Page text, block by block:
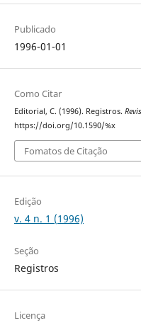
Publicado
1996-01-01
Como Citar
Editorial, C. (1996). Registros.
https://doi.org/10.1590/%x
Fomatos de Citação
Edição
v. 4 n. 1 (1996)
Seção
Registros
Licença